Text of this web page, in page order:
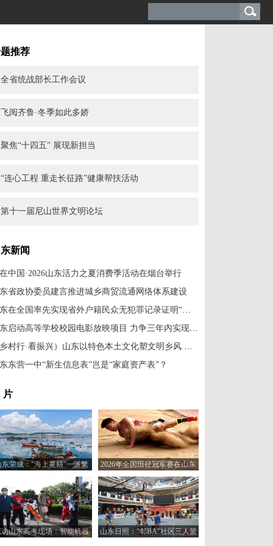
推荐
全省统战部长工作会议
飞阅齐鲁·冬季如此多娇
聚焦“十四五” 展现新担当
“连心工程 重走长征路”健康帮扶活动
第十一届尼山世界文明论坛
新闻
中国·2026山东活力之夏消费季活动在烟台举行
省政协委员建言推进城乡商贸流通网络体系建设
山东在全国率先实现省外户籍民众无犯罪记录证明“零门槛”全程网办
山东启动高等学校校园电影放映项目 力争三年内实现150所高校全覆盖
（乡村行·看振兴）山东以特色本土文化塑文明乡风 擦亮乡村幸福底色
东营一中“新生信息表”岂是“家庭资产表”？
片
东荣成：“海上夏耕”一派繁
2026年全国田径冠军赛在山东
日照举行
山东高考现场：智能机器
山东日照：“邻BA”社区三人篮